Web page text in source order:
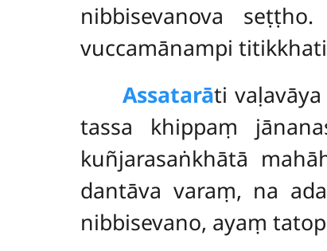
nibbisevanova
vuccamānampi
Assatarāti
tassa khippaṃ
kuñjarasaṅkhātā
dantāva varaṃ, na
nibbisevano, ayaṃ